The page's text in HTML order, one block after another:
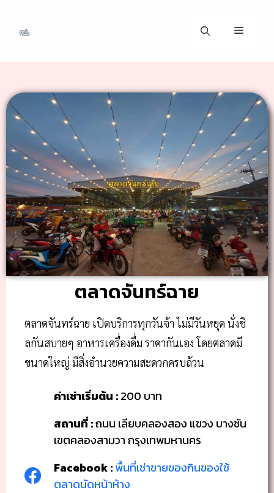
ตลาดจันทร์ฉาย
ตลาดจันทร์ฉาย เปิดบริการทุกวันจ้า ไม่มีวันหยุด นั่งชิ
ลกันสบายๆ อาหารเครื่องดื่ม ราคากันเอง โดยตลาดมี
ขนาดใหญ่ มีสิ่งอำนวยความสะดวกครบถ้วน
ค่าเช่าเริ่มต้น :200 บาท
สถานที่ :ถนน เลียบคลองสอง แขวง บางชัน
เขตคลองสามวา กรุงเทพมหานคร
Facebook :พื้นที่เช่าขายของกินของใช้
ตลาดนัดหน้าห้าง